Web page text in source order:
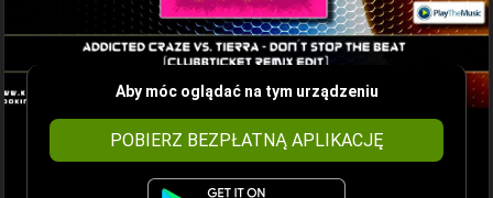
Aby móc oglądać na tym urządzeniu
POBIERZ BEZPŁATNĄ APLIKACJĘ